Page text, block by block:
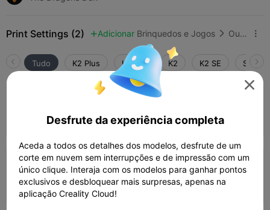
Print Settings (2)  Adicionar Brinquedos e Jogos  Outro 
Tudo K2 Plus K2 Pro K2 K2 SE
K2 Camada de 0,2 mm, 2 paredes, 10% de
 02h 28m  1 plates  69.44g
5.0
Camada de 0,2 mm, 2 paredes, 10 de
preenchimento
 21m 54s  1 plates  9.90g

Desfrute da experiência completa
Aceda a todos os detalhes dos modelos, desfrute de um
corte em nuvem sem interrupções e de impressão com um
único clique. Interaja com os modelos para ganhar pontos
exclusivos e desbloquear mais surpresas, apenas na
aplicação Creality Cloud!